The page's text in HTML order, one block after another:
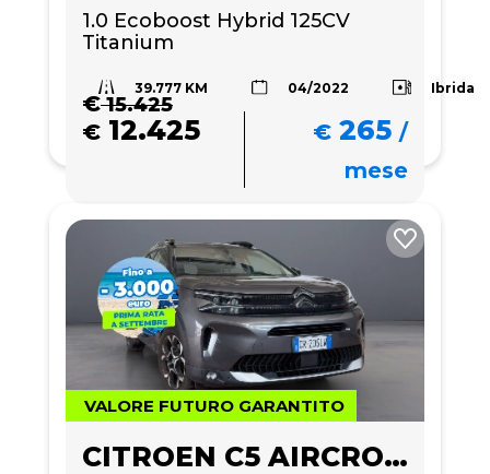
1.0 Ecoboost Hybrid 125CV
Titanium
39.777 KM 04/2022 Ibrida
€15.425
€ 12.425 € 265 /
mese
VALORE FUTURO GARANTITO
CITROEN C5 AIRCROSS